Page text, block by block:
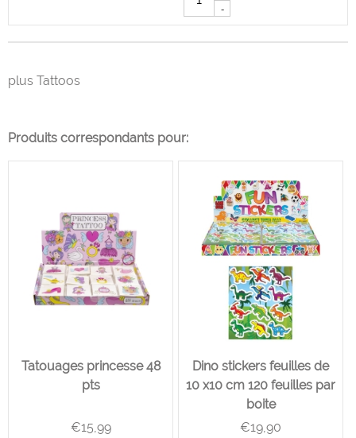
-
plus Tattoos
Produits correspondants pour:
Tatouages ​​princesse 48
pts
€15,99
Dino stickers feuilles de
10 x10 cm 120 feuilles par
boite
€19,90